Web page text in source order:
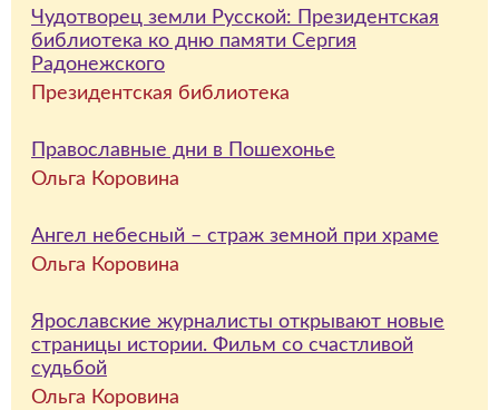
Чудотворец земли Русской: Президентская
библиотека ко дню памяти Сергия
Радонежского
Президентская библиотека
Православные дни в Пошехонье
Ольга Коровина
Ангел небесный – страж земной при храме
Ольга Коровина
Ярославские журналисты открывают новые
страницы истории. Фильм со счастливой
судьбой
Ольга Коровина